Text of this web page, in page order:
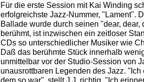
Für die erste Session mit Kai Winding
erfolgreichste Jazz-Nummer, "Lament".
Ballade wurde durch seinen "dear,
berühmt, ist inzwischen ein zeitloser
CDs so unterschiedlicher Musiker wie
Daß das berühmte Stück innerhalb
unmittelbar vor der Studio-Session von
unausrottbaren Legenden des Jazz.
dem so war", stellt J.J. richtig. "Ich